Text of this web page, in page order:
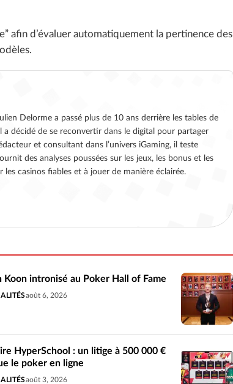
afin d’évaluer automatiquement la pertinence des
Delorme a passé plus de 10 ans derrière les tables de
décidé de se reconvertir dans le digital pour partager
et consultant dans l’univers iGaming, il teste
des analyses poussées sur les jeux, les bonus et les
casinos fiables et à jouer de manière éclairée.
Koon intronisé au Poker Hall of Fame
août 6, 2026
HyperSchool : un litige à 500 000 €
le poker en ligne
août 3, 2026